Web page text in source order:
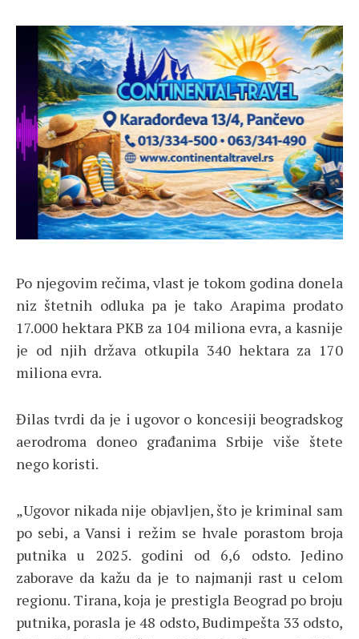
Po njegovim rečima, vlast je tokom godina donela
niz štetnih odluka pa je tako Arapima prodato
17.000 hektara PKB za 104 miliona evra, a kasnije
je od njih država otkupila 340 hektara za 170
miliona evra.
Đilas tvrdi da je i ugovor o koncesiji beogradskog
aerodroma doneo građanima Srbije više štete
nego koristi.
„Ugovor nikada nije objavljen, što je kriminal sam
po sebi, a Vansi i režim se hvale porastom broja
putnika u 2025. godini od 6,6 odsto. Jedino
zaborave da kažu da je to najmanji rast u celom
regionu. Tirana, koja je prestigla Beograd po broju
putnika, porasla je 48 odsto, Budimpešta 33 odsto,